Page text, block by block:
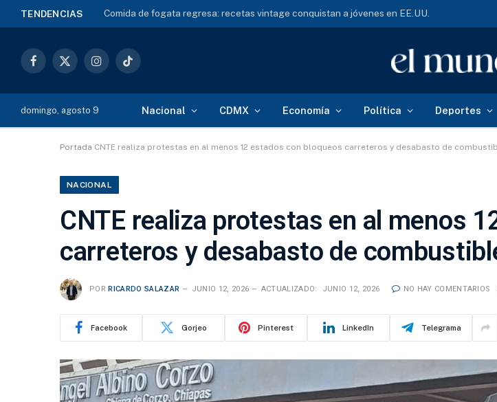
TENDENCIAS Comida de fogata regresa: recetas vintage conquistan a jóvenes en EE.UU.
Facebook
X
InstagramTikTok
domingo, agosto 9 Nacional CDMX Economía Política Deportes
Portada CNTE realiza protestas en al menos 12 estados con bloqueos carreteros y desabasto de
NACIONAL
CNTE realiza protestas en al menos
carreteros y desabasto de
POR RICARDO SALAZAR JUNIO 12, 2026 ACTUALIZADO: JUNIO 12, 2026 NO HAY COMENTARIOS
Facebook Gorjeo Pinterest LinkedIn Telegrama